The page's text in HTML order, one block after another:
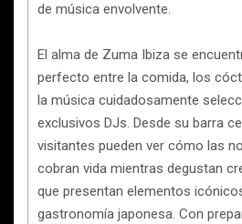
de música envolvente.
El alma de Zuma Ibiza se
perfecto entre la comida, los
la música cuidadosamente
exclusivos DJs. Desde su barra
visitantes pueden ver cómo las
cobran vida mientras degustan
que presentan elementos
gastronomía japonesa. Con